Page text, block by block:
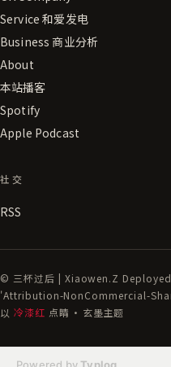
Service 和爱发电
Business 商业分析
About
本站播客
Spotify
Apple Podcast
社交
RSS
© 三杯过后 | Xiaowen.Z
'Attribution-NonCommercial-
以 冷漆红 点睛 · 玄墨主题